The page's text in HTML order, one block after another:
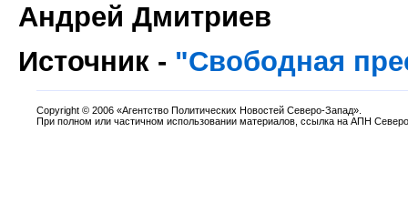
Андрей Дмитриев
Источник - "Свободная
Copyright © 2006 «Агентство Политических Новостей Северо-Запад».
При полном или частичном использовании материалов, ссылка на АПН